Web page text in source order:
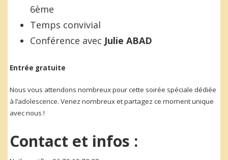
6ème
Temps convivial
Conférence avec Julie ABAD
Entrée gratuite
Nous vous attendons nombreux pour cette soirée spéciale dédiée
à l’adolescence. Venez nombreux et partagez ce moment unique
avec nous !
Contact et infos :